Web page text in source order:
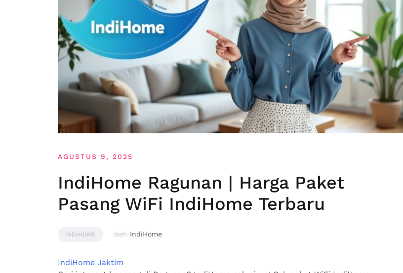
AGUSTUS 9, 2025
IndiHome Ragunan | Harga Paket
Pasang WiFi IndiHome Terbaru
INDIHOME oleh IndiHome
IndiHome Jaktim